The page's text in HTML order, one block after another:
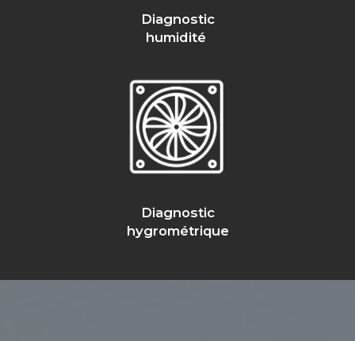
Diagnostic
humidité
Diagnostic
hygrométrique